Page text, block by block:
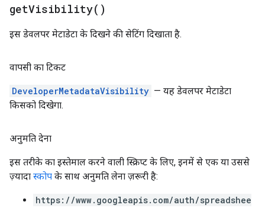
getVisibility( )
इस डेवलपर मेटाडेटा के दिखने की सेटिंग दिखाता है.
वापसी का टिकट
DeveloperMetadataVisibility — यह डेवलपर मेटाडेटा
किसको दिखेगा.
अनुमति देना
इस तरीके का इस्तेमाल करने वाली स्क्रिप्ट के लिए, इनमें से एक या उससे
ज़्यादा स्कोप के साथ अनुमति लेना ज़रूरी है:
https://www.googleapis.com/auth/spreadshee